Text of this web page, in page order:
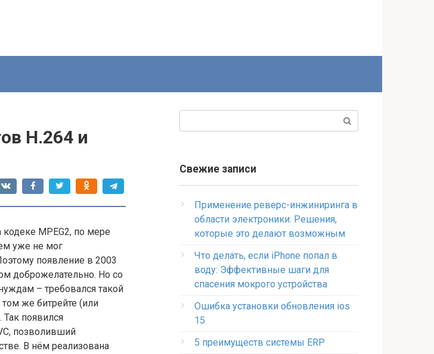
H.264 и
MPEG2, по мере
уже не мог
появление в 2003
доброжелательно. Но со
– требовался такой
же битрейте (или
появился
позволивший
В нём реализована
Свежие записи
Применение реверс-инжиниринга в
области электроники: Решения,
которые это делают возможным
Что делать, если iPhone попал в
воду: Эффективные шаги для
спасения мокрого устройства
Ошибка установки обновления ios
15
5 преимуществ системы ERP